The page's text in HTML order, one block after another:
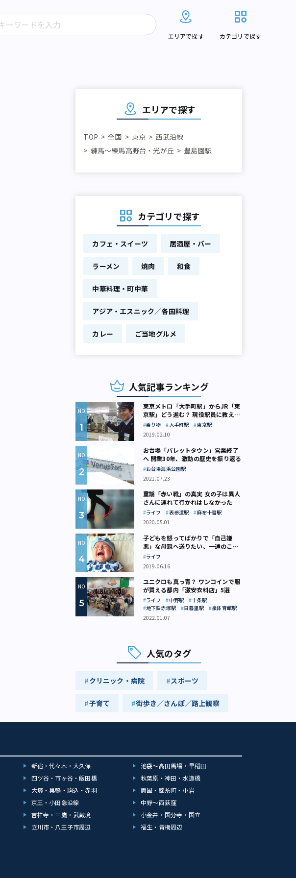
エリアで探す カテゴリで探す
エリアで探す
TOP 全国 東京
西武沿線
練馬～練馬高野台・光が丘
豊島園駅
カテゴリで探す
カフェ・スイーツ 居酒屋・バー
ラーメン 焼肉 和食
中華料理・町中華
アジア・エスニック／各国料理
カレー ご当地グルメ
人気記事ランキング
東京メトロ「大手町駅」からJR「東
京駅」どう進む？ 現役駅員に教えて
もらいました
乗り物 大手町駅
東京駅
2019.02.10
お台場「パレットタウン」営業終了
へ 開業30年、激動の歴史を振り返る
お台場海浜公園駅
2021.07.23
童謡「赤い靴」の真実 女の子は異人
さんに連れて行かれはしなかった
ライフ 表参道駅
麻布十番駅
2020.05.01
子どもを怒ってばかりで「自己嫌
悪」な母親へ送りたい、一通のここ
ろの処方箋
ライフ
2019.06.16
ユニクロも真っ青？ ワンコインで服
が買える都内「激安衣料店」5選
ライフ 中野駅
十条駅
地下鉄赤塚駅
日暮里駅
泉体育館駅
2022.01.07
人気のタグ
クリニック・病院 スポーツ
子育て 街歩き／さんぽ／路上観察
新宿・代々木・大久保
池袋～高田馬場・早稲田
四ツ谷・市ヶ谷・飯田橋
秋葉原・神田・水道橋
大塚・巣鴨・駒込・赤羽
両国・錦糸町・小岩
京王・小田急沿線
中野～西荻窪
吉祥寺・三鷹・武蔵境
小金井・国分寺・国立
立川市・八王子市周辺 福生・青梅周辺